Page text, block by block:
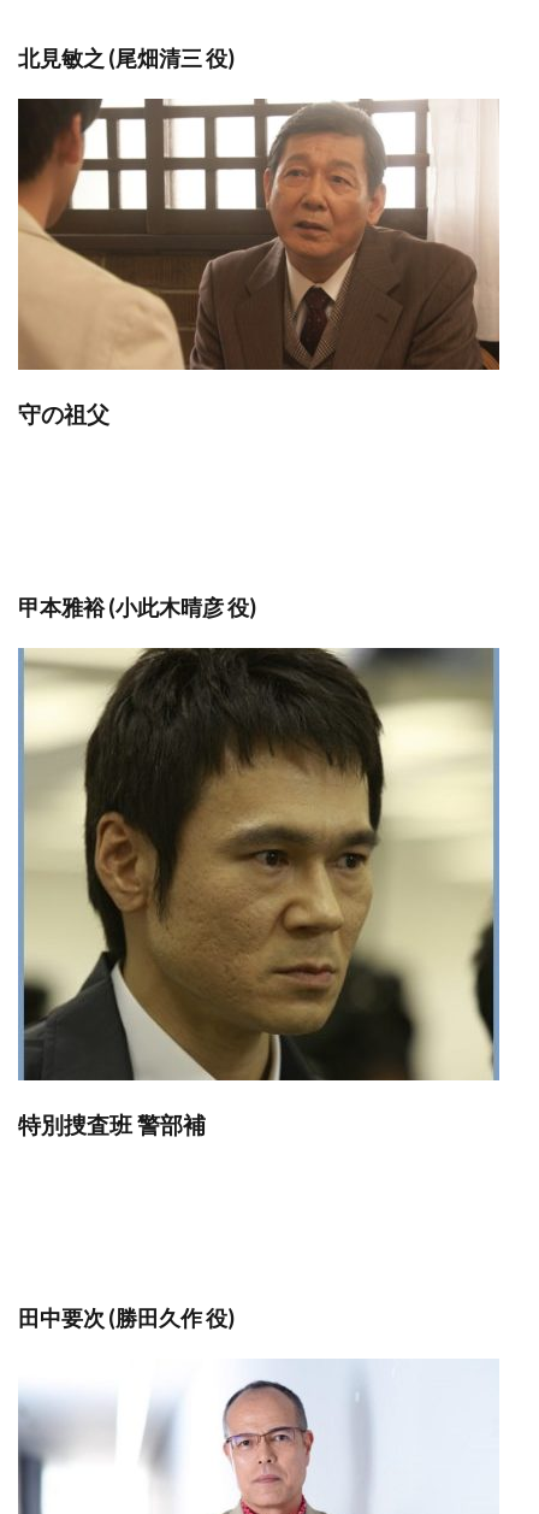
北見敏之 (尾畑清三 役)
守の祖父
甲本雅裕 (小此木晴彦 役)
特別捜査班 警部補
田中要次 (勝田久作 役)